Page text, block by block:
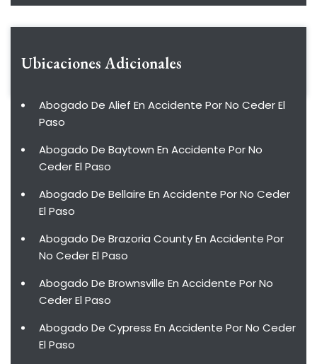
Ubicaciones Adicionales
Abogado De Alief En Accidente Por No Ceder El
Paso
Abogado De Baytown En Accidente Por No
Ceder El Paso
Abogado De Bellaire En Accidente Por No Ceder
El Paso
Abogado De Brazoria County En Accidente Por
No Ceder El Paso
Abogado De Brownsville En Accidente Por No
Ceder El Paso
Abogado De Cypress En Accidente Por No Ceder
El Paso